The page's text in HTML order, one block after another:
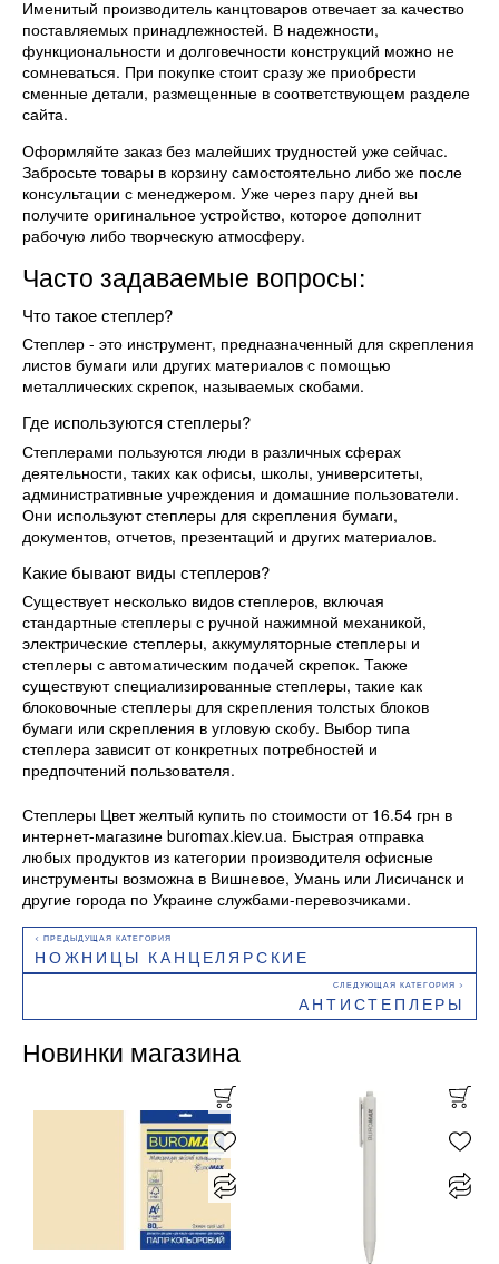
Именитый производитель канцтоваров отвечает за качество
поставляемых принадлежностей. В надежности,
функциональности и долговечности конструкций можно не
сомневаться. При покупке стоит сразу же приобрести
сменные детали, размещенные в соответствующем разделе
сайта.
Оформляйте заказ без малейших трудностей уже сейчас.
Забросьте товары в корзину самостоятельно либо же после
консультации с менеджером. Уже через пару дней вы
получите оригинальное устройство, которое дополнит
рабочую либо творческую атмосферу.
Часто задаваемые вопросы:
Что такое степлер?
Степлер - это инструмент, предназначенный для скрепления
листов бумаги или других материалов с помощью
металлических скрепок, называемых скобами.
Где используются степлеры?
Степлерами пользуются люди в различных сферах
деятельности, таких как офисы, школы, университеты,
административные учреждения и домашние пользователи.
Они используют степлеры для скрепления бумаги,
документов, отчетов, презентаций и других материалов.
Какие бывают виды степлеров?
Существует несколько видов степлеров, включая
стандартные степлеры с ручной нажимной механикой,
электрические степлеры, аккумуляторные степлеры и
степлеры с автоматическим подачей скрепок. Также
существуют специализированные степлеры, такие как
блоковочные степлеры для скрепления толстых блоков
бумаги или скрепления в угловую скобу. Выбор типа
степлера зависит от конкретных потребностей и
предпочтений пользователя.
Степлеры Цвет желтый купить по стоимости от 16.54 грн в
интернет-магазине buromax.kiev.ua. Быстрая отправка
любых продуктов из категории производителя офисные
инструменты возможна в Вишневое, Умань или Лисичанск и
другие города по Украине службами-перевозчиками.
НОЖНИЦЫ КАНЦЕЛЯРСКИЕ
АНТИСТЕПЛЕРЫ
Новинки магазина